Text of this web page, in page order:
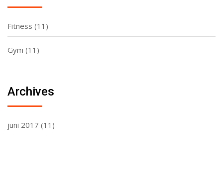
Fitness (11)
Gym (11)
Archives
juni 2017 (11)